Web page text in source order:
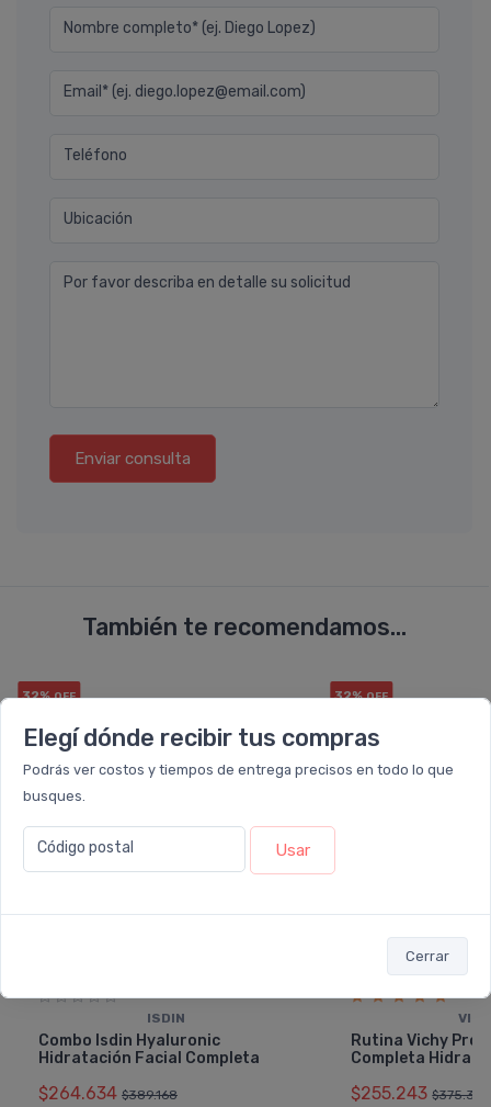
Elegí dónde recibir tus compras
Podrás ver costos y tiempos de entrega precisos en todo lo que
busques.
Código postal Usar
Cerrar
Nombre completo* (ej. Diego Lopez)
Email* (ej. diego.lopez@email.com)
Teléfono
Ubicación
Por favor describa en detalle su solicitud
Enviar consulta
También te recomendamos...
32%OFF
ISDIN
Combo Isdin Hyaluronic
Hidratación Facial Completa
$264.634 $389.168
32%OFF
Rutina Vichy
Completa
$255.243